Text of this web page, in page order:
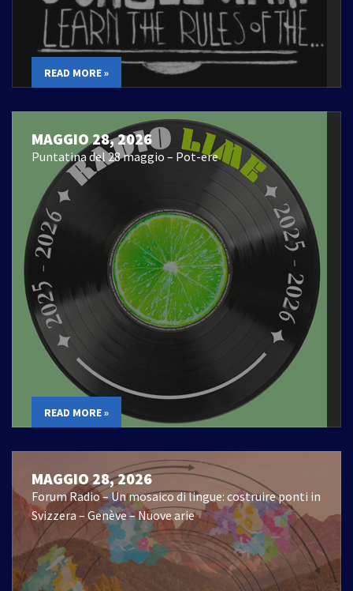
READ MORE »
MAGGIO 28, 2026
Puntatina del 28 maggio – Pot-ere
READ MORE »
MAGGIO 28, 2026
Forum Radio – Un mosaico di lingue: costruire ponti in
Svizzera – Genève – Nuove arie